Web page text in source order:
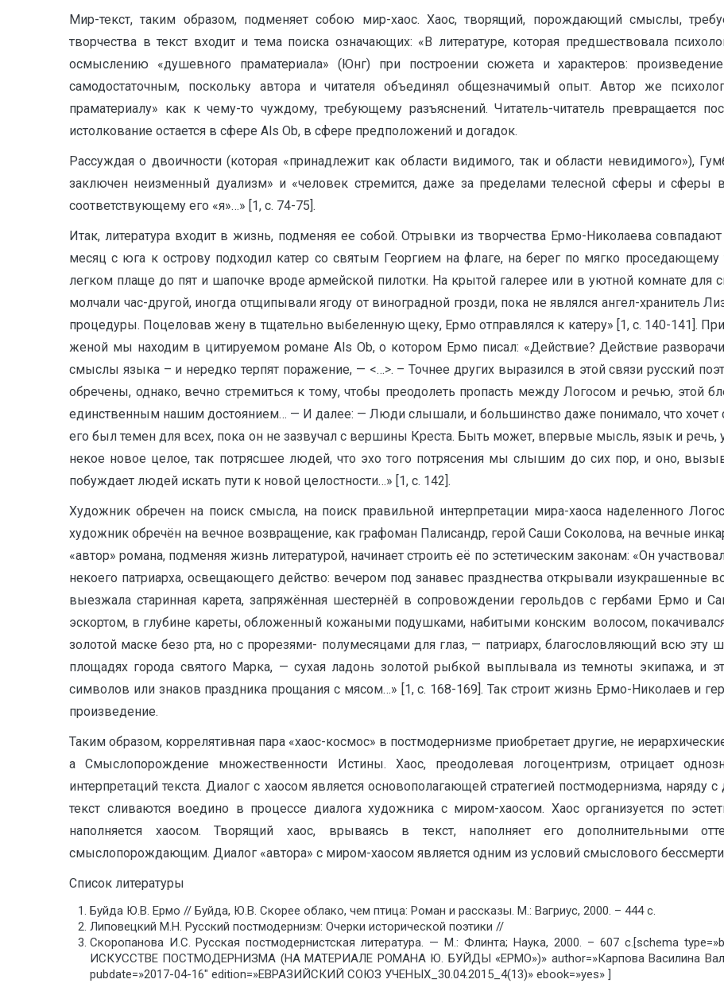
Мир-текст, таким образом, подменяет собою мир-хаос. Хаос, творящий, порождающий смыслы,
творчества в текст входит и тема поиска означающих: «В литературе, которая предшествовала
осмыслению «душевного праматериала» (Юнг) при построении сюжета и характеров:
самодостаточным, поскольку автора и читателя объединял общезначимый опыт. Автор же
праматериалу» как к чему-то чуждому, требующему разъяснений. Читатель-читатель превращается
истолкование остается в сфере Als Ob, в сфере предположений и догадок.
Рассуждая о двоичности (которая «принадлежит как области видимого, так и области невидимого»),
заключен неизменный дуализм» и «человек стремится, даже за пределами телесной сферы и сферы
соответствующему его «я»…» [1, с. 74-75].
Итак, литература входит в жизнь, подменяя ее собой. Отрывки из творчества Ермо-Николаева
месяц с юга к острову подходил катер со святым Георгием на флаге, на берег по мягко проседающему
легком плаще до пят и шапочке вроде армейской пилотки. На крытой галерее или в уютной комнате для
молчали час-другой, иногда отщипывали ягоду от виноградной грозди, пока не являлся ангел-хранитель
процедуры. Поцеловав жену в тщательно выбеленную щеку, Ермо отправлялся к катеру» [1, с. 140-141].
женой мы находим в цитируемом романе Als Ob, о котором Ермо писал: «Действие? Действие
смыслы языка – и нередко терпят поражение, — <…>. – Точнее других выразился в этой связи русский
обречены, однако, вечно стремиться к тому, чтобы преодолеть пропасть между Логосом и речью, этой
единственным нашим достоянием… — И далее: — Люди слышали, и большинство даже понимало, что хочет
его был темен для всех, пока он не зазвучал с вершины Креста. Быть может, впервые мысль, язык и речь,
некое новое целое, так потрясшее людей, что эхо того потрясения мы слышим до сих пор, и оно,
побуждает людей искать пути к новой целостности…» [1, с. 142].
Художник обречен на поиск смысла, на поиск правильной интерпретации мира-хаоса наделенного
художник обречён на вечное возвращение, как графоман Палисандр, герой Саши Соколова, на вечные
«автор» романа, подменяя жизнь литературой, начинает строить её по эстетическим законам: «Он
некоего патриарха, освещающего действо: вечером под занавес празднества открывали изукрашенные
выезжала старинная карета, запряжённая шестернёй в сопровождении герольдов с гербами Ермо и
эскортом, в глубине кареты, обложенный кожаными подушками, набитыми конским волосом,
золотой маске безо рта, но с прорезями- полумесяцами для глаз, — патриарх, благословляющий всю
площадях города святого Марка, — сухая ладонь золотой рыбкой выплывала из темноты экипажа, и
символов или знаков праздника прощания с мясом…» [1, с. 168-169]. Так строит жизнь Ермо-Николаев и
произведение.
Таким образом, коррелятивная пара «хаос-космос» в постмодернизме приобретает другие, не
а Смыслопорождение множественности Истины. Хаос, преодолевая логоцентризм, отрицает
интерпретаций текста. Диалог с хаосом является основополагающей стратегией постмодернизма, наряду
текст сливаются воедино в процессе диалога художника с миром-хаосом. Хаос организуется по
наполняется хаосом. Творящий хаос, врываясь в текст, наполняет его дополнительными
смыслопорождающим. Диалог «автора» с миром-хаосом является одним из условий смыслового
Список литературы
Буйда Ю.В. Ермо // Буйда, Ю.В. Скорее облако, чем птица: Роман и рассказы. М.: Вагриус, 2000. – 444 с.
Липовецкий М.Н. Русский постмодернизм: Очерки исторической поэтики //
Скоропанова И.С. Русская постмодернистская литература. — М.: Флинта; Наука, 2000. – 607 с.[schema
ИСКУССТВЕ ПОСТМОДЕРНИЗМА (НА МАТЕРИАЛЕ РОМАНА Ю. БУЙДЫ «ЕРМО»)» author=»Карпова Василина
pubdate=»2017-04-16″ edition=»ЕВРАЗИЙСКИЙ СОЮЗ УЧЕНЫХ_30.04.2015_4(13)» ebook=»yes» ]